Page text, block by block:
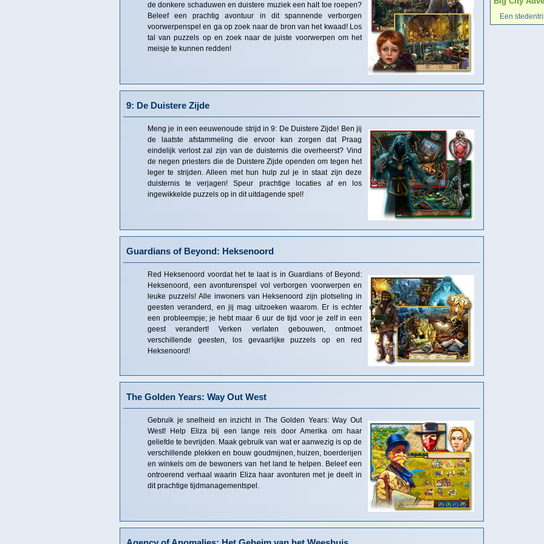
de donkere schaduwen en duistere muziek een halt toe roepen?
Beleef een prachtig avontuur in dit spannende verborgen
voorwerpenspel en ga op zoek naar de bron van het kwaad! Los
tal van puzzels op en zoek naar de juiste voorwerpen om het
meisje te kunnen redden!
9: De Duistere Zijde
Meng je in een eeuwenoude strijd in 9: De Duistere Zijde! Ben jij
de laatste afstammeling die ervoor kan zorgen dat Praag
eindelijk verlost zal zijn van de duisternis die overheerst? Vind
de negen priesters die de Duistere Zijde openden om tegen het
leger te strijden. Alleen met hun hulp zul je in staat zijn deze
duisternis te verjagen! Speur prachtige locaties af en los
ingewikkelde puzzels op in dit uitdagende spel!
Guardians of Beyond: Heksenoord
Red Heksenoord voordat het te laat is in Guardians of Beyond:
Heksenoord, een avonturenspel vol verborgen voorwerpen en
leuke puzzels! Alle inwoners van Heksenoord zijn plotseling in
geesten veranderd, en jij mag uitzoeken waarom. Er is echter
een probleempje; je hebt maar 6 uur de tijd voor je zelf in een
geest verandert! Verken verlaten gebouwen, ontmoet
verschillende geesten, los gevaarlijke puzzels op en red
Heksenoord!
The Golden Years: Way Out West
Gebruik je snelheid en inzicht in The Golden Years: Way Out
West! Help Eliza bij een lange reis door Amerika om haar
geliefde te bevrijden. Maak gebruik van wat er aanwezig is op de
verschillende plekken en bouw goudmijnen, huizen, boerderijen
en winkels om de bewoners van het land te helpen. Beleef een
ontroerend verhaal waarin Eliza haar avonturen met je deelt in
dit prachtige tijdmanagementspel.
Een